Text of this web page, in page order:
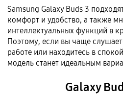
Samsung Galaxy Buds 3
комфорт и удобство, а также
интеллектуальных функций в
Поэтому, если вы чаще
работе или находитесь в
модель станет идеальным
Galaxy